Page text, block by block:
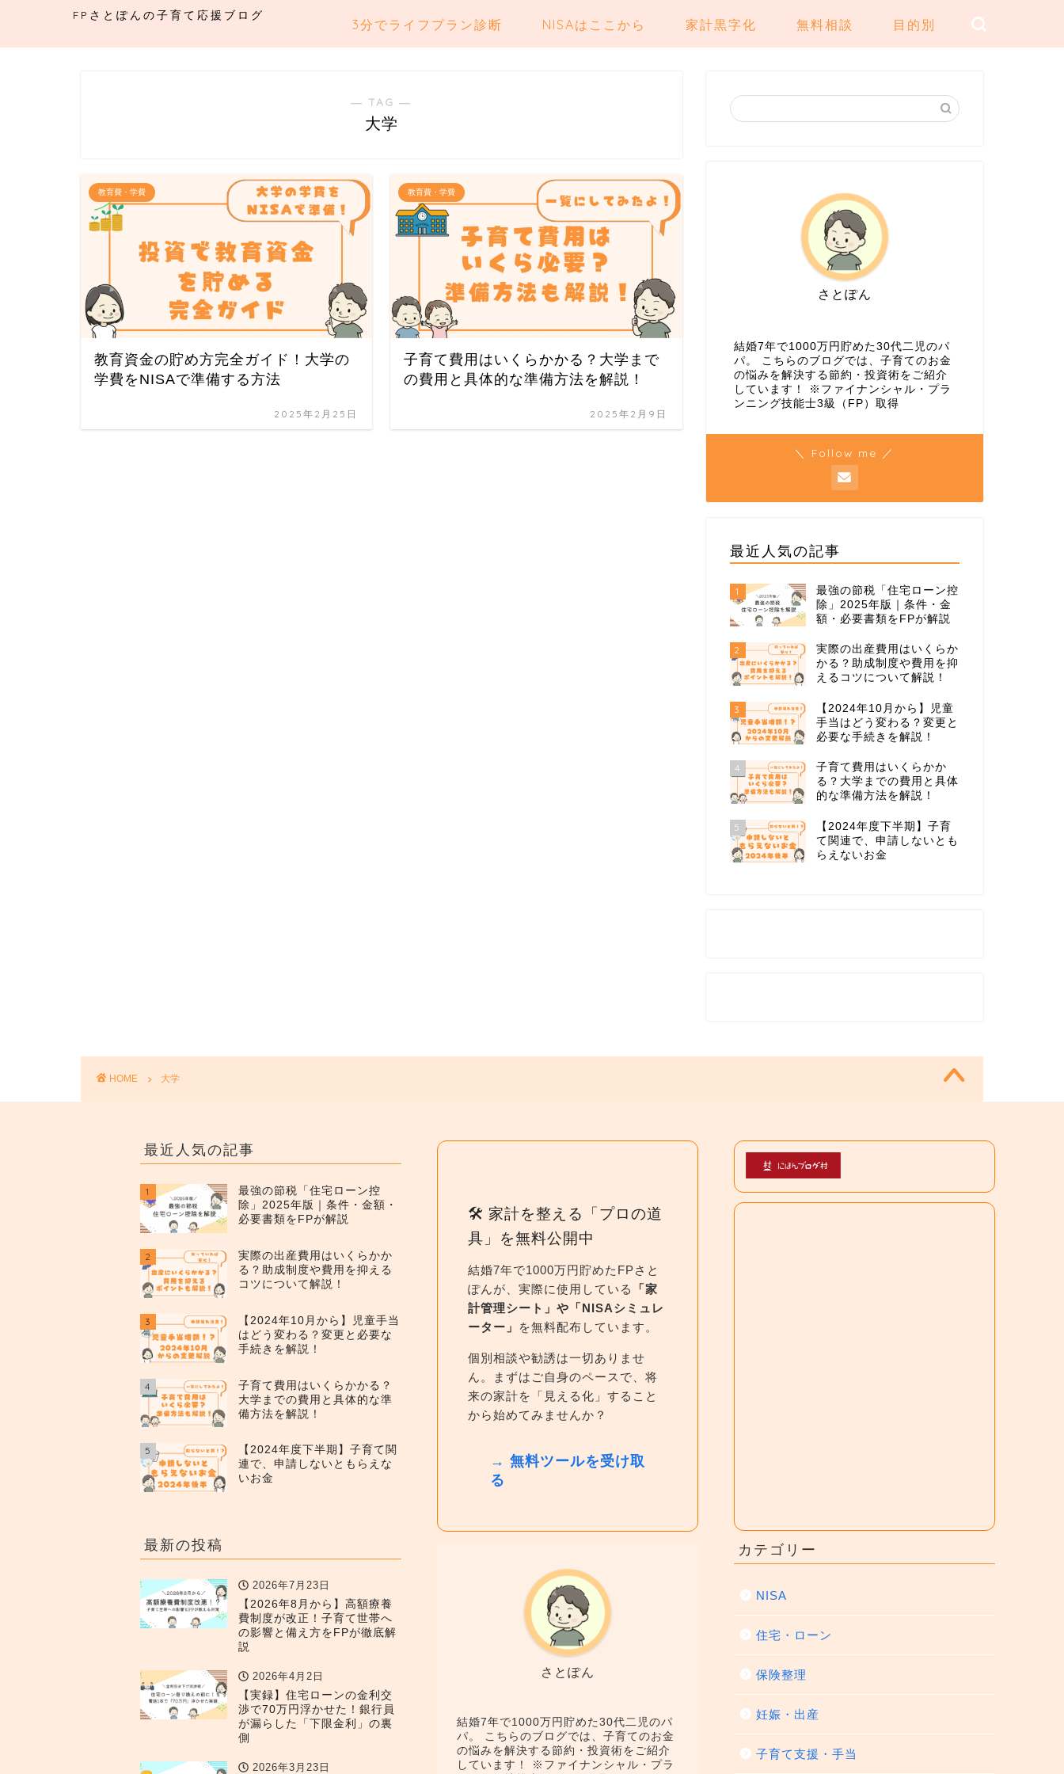
FPさとぽんの子育て応援ブログ
3分でライフプラン診断 NISAはここから 家計黒字化 無料相談 目的別
― TAG ―
大学
教育費・学費
教育資金の貯め方完全ガイド！大学の
学費をNISAで準備する方法
2025年2月25日
教育費・学費
子育て費用はいくらかかる？大学まで
の費用と具体的な準備方法を解説！
2025年2月9日
さとぽん
結婚7年で1000万円貯めた30代二児のパ
パ。 こちらのブログでは、子育てのお金
の悩みを解決する節約・投資術をご紹介
しています！ ※ファイナンシャル・プラ
ンニング技能士3級（FP）取得
＼ Follow me ／
最近人気の記事
1
最強の節税「住宅ローン控
除」2025年版｜条件・金
額・必要書類をFPが解説
2
実際の出産費用はいくらか
かる？助成制度や費用を抑
えるコツについて解説！
3
【2024年10月から】児童
手当はどう変わる？変更と
必要な手続きを解説！
4
子育て費用はいくらかか
る？大学までの費用と具体
的な準備方法を解説！
5
【2024年度下半期】子育
て関連で、申請しないとも
らえないお金
HOME 大学
最近人気の記事
1
最強の節税「住宅ローン控
除」2025年版｜条件・金額・
必要書類をFPが解説
2
実際の出産費用はいくらかか
る？助成制度や費用を抑える
コツについて解説！
3
【2024年10月から】児童手当
はどう変わる？変更と必要な
手続きを解説！
4
子育て費用はいくらかかる？
大学までの費用と具体的な準
備方法を解説！
5
【2024年度下半期】子育て関
連で、申請しないともらえな
いお金
最新の投稿
2026年7月23日
【2026年8月から】高額療養
費制度が改正！子育て世帯へ
の影響と備え方をFPが徹底解
説
2026年4月2日
【実録】住宅ローンの金利交
渉で70万円浮かせた！銀行員
が漏らした「下限金利」の裏
側
2026年3月23日
🛠 家計を整える「プロの道
具」を無料公開中
結婚7年で1000万円貯めたFPさと
ぽんが、実際に使用している
「家
計管理シート」や「NISAシミュレ
ーター」
を無料配布しています。
個別相談や勧誘は一切ありませ
ん。まずはご自身のペースで、将
来の家計を「見える化」すること
から始めてみませんか？
→ 無料ツールを受け取
る
さとぽん
結婚7年で1000万円貯めた30代二児のパ
パ。 こちらのブログでは、子育てのお金
の悩みを解決する節約・投資術をご紹介
しています！ ※ファイナンシャル・プラ
カテゴリー
NISA
住宅・ローン
保険整理
妊娠・出産
子育て支援・手当